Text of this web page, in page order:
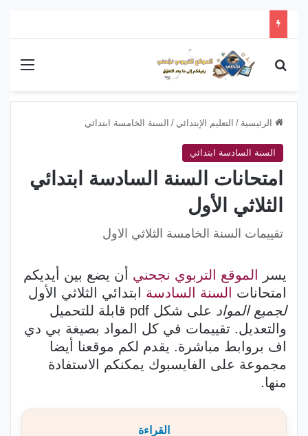
بحث عن
الرئيسية / التعليم الإبتدائي / السنة الخامسة ابتدائي
السنة السادسة ابتدائي
امتحانات السنة السادسة ابتدائي
الثلاثي الأول
تقييمات السنة الخامسة الثلاثي الاول
يسر الموقع التربوي نجحني أن يضع بين أيديكم
امتحانات
السنة السادسة ابتدائي الثلاثي الأول
لجميع المواد
على شكل pdf قابلة للتحميل
والتعديل. تقييمات في كل المواد بصيغة بي دي
اف بروابط مباشرة. يقدم لكم موقعنا أيضا
مجموعة على الفايسبوك يمكنكم الاستفادة
منها.
القراءة